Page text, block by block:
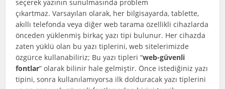
seçerek yazının sunulmasında problem
çıkartmaz. Varsayılan olarak, her bilgisayarda, tablette,
akıllı telefonda veya diğer web tarama özellikli cihazlarda
önceden yüklenmiş birkaç yazı tipi bulunur. Her cihazda
zaten yüklü olan bu yazı tiplerini, web sitelerimizde
özgürce kullanabiliriz; Bu yazı tipleri “web-güvenli
fontlar” olarak bilinir hale gelmiştir. Önce istediğiniz yazı
tipini, sonra kullanılamıyorsa ilk dolduracak yazı tiplerini